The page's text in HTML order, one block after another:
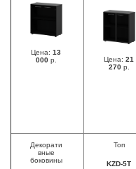
Цена: 13
000р. Цена: 21
270р.
Декорати
вные
боковины
Топ
KZD-5T